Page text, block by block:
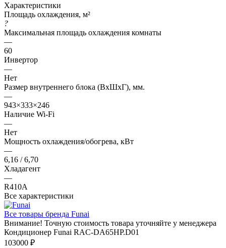
Характеристики
Площадь охлаждения, м²
?
Максимальная площадь охлаждения комнаты
—
60
Инвертор
—
Нет
Размер внутреннего блока (ВхШхГ), мм.
—
943×333×246
Наличие Wi-Fi
—
Нет
Мощность охлаждения/обогрева, кВт
—
6,16 / 6,70
Хладагент
—
R410A
Все характеристики
Все товары бренда Funai
Внимание! Точную стоимость товара уточняйте у менеджера
Кондиционер Funai RAC-DA65HP.D01
103000 ₽